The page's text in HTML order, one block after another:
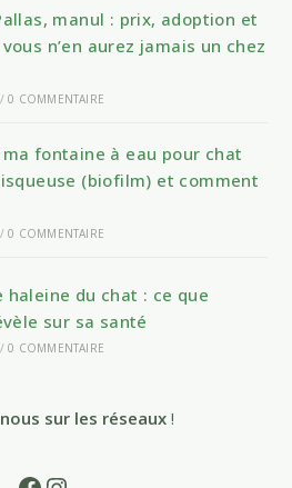
manul : prix, adoption et
n’en aurez jamais un chez
/ 0 COMMENTAIRE
ma fontaine à eau pour chat
(biofilm) et comment
/ 0 COMMENTAIRE
haleine du chat : ce que
sur sa santé
/ 0 COMMENTAIRE
sur les réseaux!